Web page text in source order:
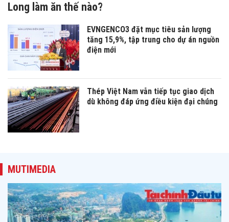
Long làm ăn thế nào?
EVNGENCO3 đặt mục tiêu sản lượng
tăng 15,9%, tập trung cho dự án nguồn
điện mới
Thép Việt Nam vẫn tiếp tục giao dịch
dù không đáp ứng điều kiện đại chúng
MUTIMEDIA